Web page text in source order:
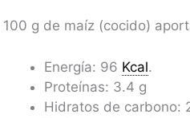
100 g de maíz (cocido)
Energía: 96 Kcal.
Proteínas: 3.4 g
Hidratos de carbono: